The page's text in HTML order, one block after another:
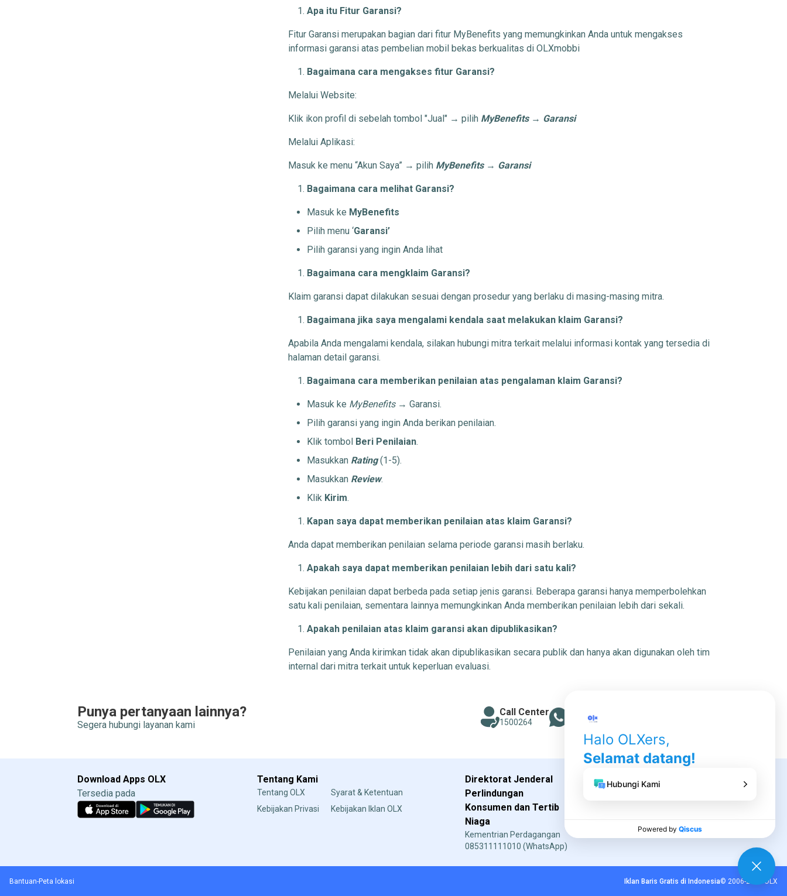
Apa itu Fitur Garansi?
Fitur Garansi merupakan bagian dari fitur MyBenefits yang memungkinkan Anda untuk mengakses
informasi garansi atas pembelian mobil bekas berkualitas di OLXmobbi
Bagaimana cara mengakses fitur Garansi?
Melalui Website:
Klik ikon profil di sebelah tombol "Jual" → pilih MyBenefits→ Garansi
Melalui Aplikasi:
Masuk ke menu “Akun Saya” → pilih MyBenefits → Garansi
Bagaimana cara melihat Garansi?
Masuk ke MyBenefits
Pilih menu ‘Garansi’
Pilih garansi yang ingin Anda lihat
Bagaimana cara mengklaim Garansi?
Klaim garansi dapat dilakukan sesuai dengan prosedur yang berlaku di masing-masing mitra.
Bagaimana jika saya mengalami kendala saat melakukan klaim Garansi?
Apabila Anda mengalami kendala, silakan hubungi mitra terkait melalui informasi kontak yang tersedia di
halaman detail garansi.
Bagaimana cara memberikan penilaian atas pengalaman klaim Garansi?
Masuk ke MyBenefits→ Garansi.
Pilih garansi yang ingin Anda berikan penilaian.
Klik tombol Beri Penilaian.
Masukkan Rating(1-5).
Masukkan Review.
Klik Kirim.
Kapan saya dapat memberikan penilaian atas klaim Garansi?
Anda dapat memberikan penilaian selama periode garansi masih berlaku.
Apakah saya dapat memberikan penilaian lebih dari satu kali?
Kebijakan penilaian dapat berbeda pada setiap jenis garansi. Beberapa garansi hanya memperbolehkan
satu kali penilaian, sementara lainnya memungkinkan Anda memberikan penilaian lebih dari sekali.
Apakah penilaian atas klaim garansi akan dipublikasikan?
Penilaian yang Anda kirimkan tidak akan dipublikasikan secara publik dan hanya akan digunakan oleh tim
internal dari mitra terkait untuk keperluan evaluasi.
Punya pertanyaan lainnya?
Segera hubungi layanan kami
Call Center
1500264
WhatsApp
+6287-7360-13560
Download Apps OLX
Tersedia pada
Tentang Kami
Tentang OLX
Kebijakan Privasi
Syarat & Ketentuan
Kebijakan Iklan OLX
Direktorat Jenderal
Perlindungan
Konsumen dan Tertib
Niaga
Kementrian Perdagangan
085311111010 (WhatsApp)
Social media OLX
Bantuan-Peta lokasi Iklan Baris Gratis di Indonesia© 2006-2026 OLX